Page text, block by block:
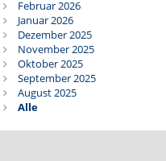
Februar 2026
Januar 2026
Dezember 2025
November 2025
Oktober 2025
September 2025
August 2025
Alle